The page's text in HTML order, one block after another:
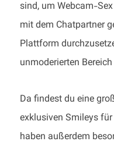
sind, um Webcam-
mit dem Chatpartner
Plattform
unmoderierten
Da findest du eine
exklusiven Smileys
haben außerdem